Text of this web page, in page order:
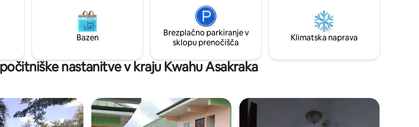
na zahtevo
postavljena na enem nivoju od občasnih
stopnic.
Bazen
Brezplačno parkiranje v
sklopu prenočišča
Klimatska naprava
nastanitve v kraju Kwahu Asakraka